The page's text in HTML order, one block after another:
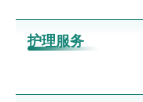
护理服务